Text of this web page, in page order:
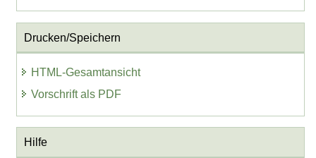
Drucken/Speichern
HTML-Gesamtansicht
Vorschrift als PDF
Hilfe